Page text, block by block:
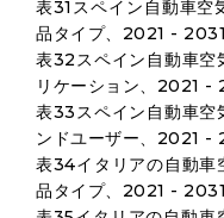
表31スペイン自動車空
品タイプ、2021 - 2031
表32スペイン自動車空
リケーション、2021 -
表33スペイン自動車空
ンドユーザー、2021 -
表34イタリアの自動車
品タイプ、2021 - 2031